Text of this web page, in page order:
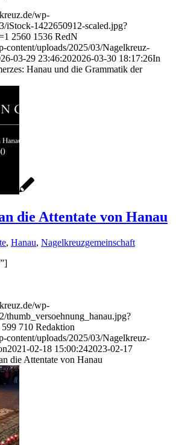
wp-
iStock-1422650912-scaled.jpg?
2560 1536 RedN
content/uploads/2025/03/Nagelkreuz-
03-29 23:46:202026-03-30 18:17:26In
Hanau und die Grammatik der
die Attentate von Hanau
, Hanau, Nagelkreuzgemeinschaft
wp-
thumb_versoehnung_hanau.jpg?
599 710 Redaktion
content/uploads/2025/03/Nagelkreuz-
2021-02-18 15:00:242023-02-17
die Attentate von Hanau